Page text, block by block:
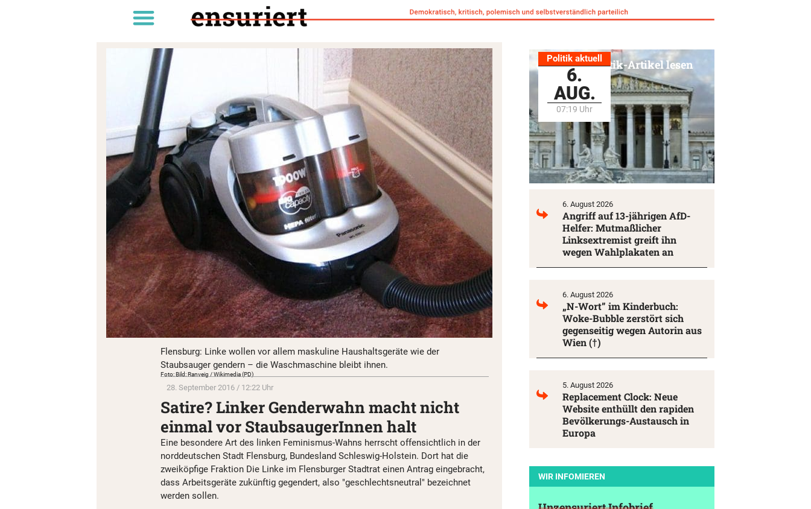
Flensburg: Linke wollen vor allem maskuline Haushaltsgeräte wie der
Staubsauger gendern – die Waschmaschine bleibt ihnen.
Foto: Bild: Ranveig / Wikimedia (PD)
28. September 2016 / 12:22 Uhr
Satire? Linker Genderwahn macht nicht
einmal vor StaubsaugerInnen halt
Eine besondere Art des linken Feminismus-Wahns herrscht offensichtlich in der
norddeutschen Stadt Flensburg, Bundesland Schleswig-Holstein. Dort hat die
zweiköpfige Fraktion Die Linke im Flensburger Stadtrat einen Antrag eingebracht,
dass Arbeitsgeräte zukünftig gegendert, also "geschlechtsneutral" bezeichnet
werden sollen.
Politik aktuell
6.
AUG.
07:19 Uhr
Alle Politik-Artikel lesen
6. August 2026
Angriff auf 13-jährigen AfD-
Helfer: Mutmaßlicher
Linksextremist greift ihn
wegen Wahlplakaten an
6. August 2026
„N-Wort” im Kinderbuch:
Woke-Bubble zerstört sich
gegenseitig wegen Autorin aus
Wien (†)
5. August 2026
Replacement Clock: Neue
Website enthüllt den rapiden
Bevölkerungs-Austausch in
Europa
WIR INFOMIEREN